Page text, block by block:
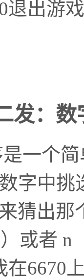
退出游
发：数
一个
字中
猜出
或者 n
在6670